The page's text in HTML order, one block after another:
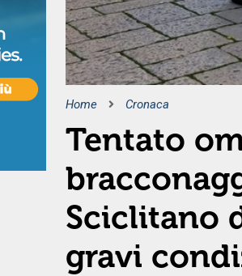
Home Cronaca
Tentato
Sciclitano
gravi